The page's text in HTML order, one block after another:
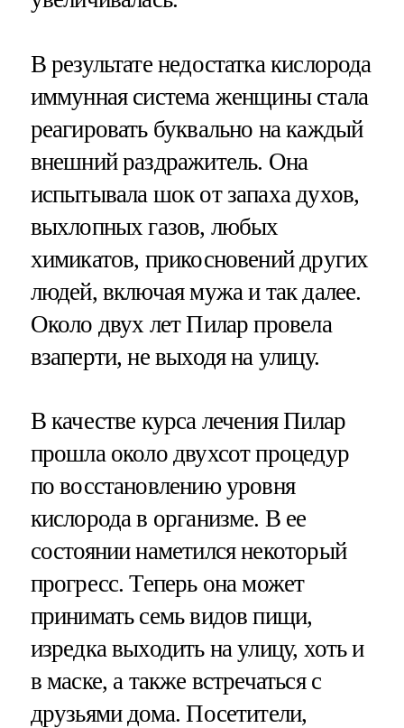
В результате недостатка кислорода
иммунная система женщины стала
реагировать буквально на каждый
внешний раздражитель. Она
испытывала шок от запаха духов,
выхлопных газов, любых
химикатов, прикосновений других
людей, включая мужа и так далее.
Около двух лет Пилар провела
взаперти, не выходя на улицу.
В качестве курса лечения Пилар
прошла около двухсот процедур
по восстановлению уровня
кислорода в организме. В ее
состоянии наметился некоторый
прогресс. Теперь она может
принимать семь видов пищи,
изредка выходить на улицу, хоть и
в маске, а также встречаться с
друзьями дома. Посетители,